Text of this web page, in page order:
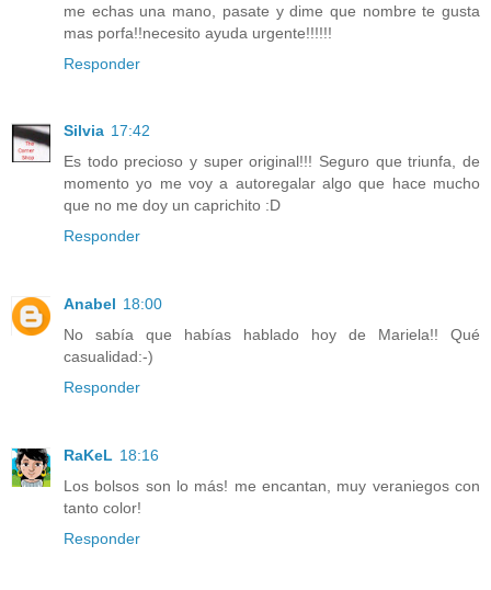
me echas una mano, pasate y dime que nombre te gusta
mas porfa!!necesito ayuda urgente!!!!!!
Responder
Silvia 17:42
Es todo precioso y super original!!! Seguro que triunfa, de
momento yo me voy a autoregalar algo que hace mucho
que no me doy un caprichito :D
Responder
Anabel 18:00
No sabía que habías hablado hoy de Mariela!! Qué
casualidad:-)
Responder
RaKeL 18:16
Los bolsos son lo más! me encantan, muy veraniegos con
tanto color!
Responder